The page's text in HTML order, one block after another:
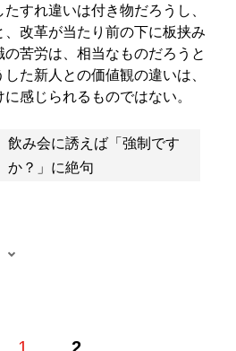
すれ違いは付き物だろうし、
、改革が当たり前の下に板挟み
の苦労は、相当なものだろうと
た新人との価値観の違いは、
感じられるものではない。
飲み会に誘えば「強制です
か？」に絶句